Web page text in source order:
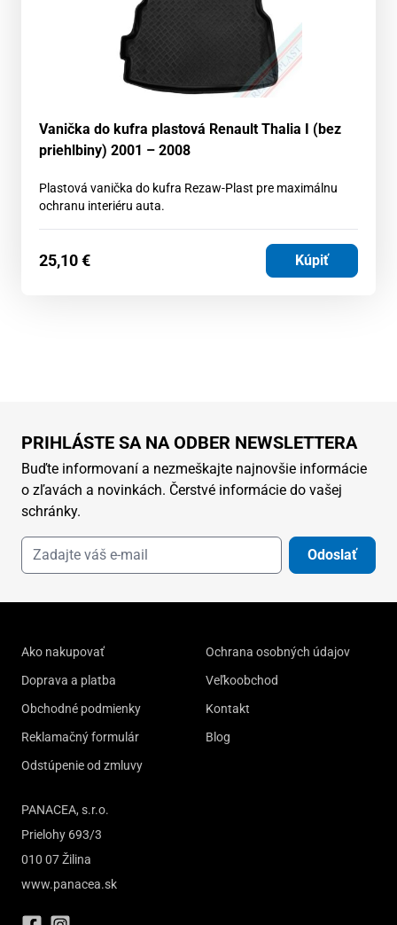
Vanička do kufra plastová Renault Thalia I (bez
priehlbiny) 2001 – 2008
Plastová vanička do kufra Rezaw-Plast pre maximálnu
ochranu interiéru auta.
25,10€ Kúpiť
PRIHLÁSTE SA NA ODBER NEWSLETTERA
Buďte informovaní a nezmeškajte najnovšie informácie
o zľavách a novinkách. Čerstvé informácie do vašej
schránky.
Odoslať
Ako nakupovať
Doprava a platba
Obchodné podmienky
Reklamačný formulár
Odstúpenie od zmluvy
Ochrana osobných údajov
Veľkoobchod
Kontakt
Blog
PANACEA, s.r.o.
Prielohy 693/3
010 07 Žilina
www.panacea.sk